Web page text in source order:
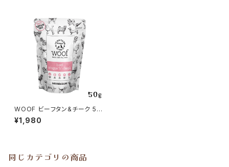
WOOF ビーフタン&チーク 50
g
¥1,980
同じカテゴリの商品